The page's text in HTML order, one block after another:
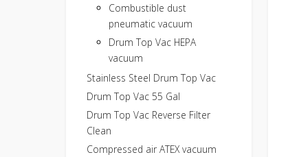
Combustible dust
pneumatic vacuum
Drum Top Vac HEPA
vacuum
Stainless Steel Drum Top Vac
Drum Top Vac 55 Gal
Drum Top Vac Reverse Filter
Clean
Compressed air ATEX vacuum